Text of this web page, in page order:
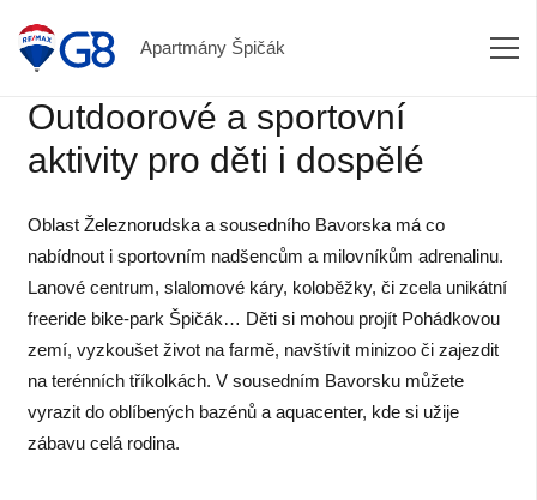
Apartmány Špičák
Outdoorové a sportovní
aktivity pro děti i dospělé
Oblast Železnorudska a sousedního Bavorska má co
nabídnout i sportovním nadšencům a milovníkům adrenalinu.
Lanové centrum, slalomové káry, koloběžky, či zcela unikátní
freeride bike-park Špičák… Děti si mohou projít Pohádkovou
zemí, vyzkoušet život na farmě, navštívit minizoo či zajezdit
na terénních tříkolkách. V sousedním Bavorsku můžete
vyrazit do oblíbených bazénů a aquacenter, kde si užije
zábavu celá rodina.